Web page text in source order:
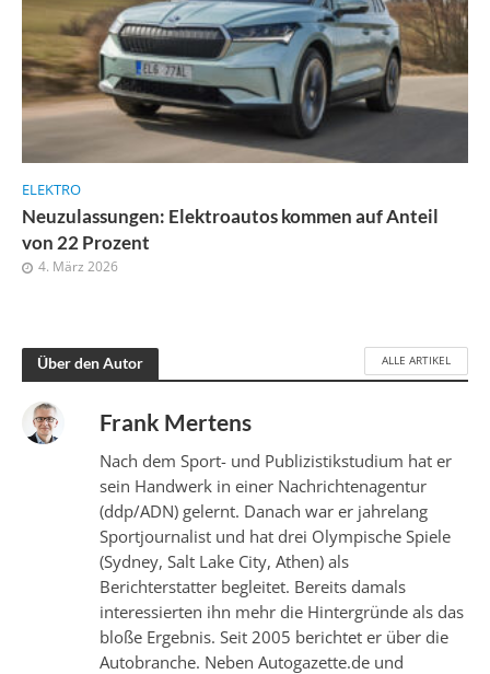
ELEKTRO
Neuzulassungen: Elektroautos kommen auf Anteil
von 22 Prozent
4. März 2026
Über den Autor ALLE ARTIKEL
Frank Mertens
Nach dem Sport- und Publizistikstudium hat er
sein Handwerk in einer Nachrichtenagentur
(ddp/ADN) gelernt. Danach war er jahrelang
Sportjournalist und hat drei Olympische Spiele
(Sydney, Salt Lake City, Athen) als
Berichterstatter begleitet. Bereits damals
interessierten ihn mehr die Hintergründe als das
bloße Ergebnis. Seit 2005 berichtet er über die
Autobranche. Neben Autogazette.de und